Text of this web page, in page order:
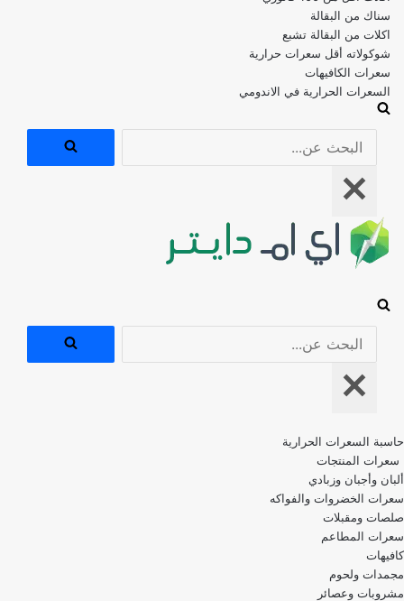
اكلات من البقالة تشبع
شوكولاته أقل سعرات حرارية
سعرات الكافيهات
السعرات الحرارية في الاندومي
قائمة
قائمة
التنقل
حاسبة السعرات الحرارية
سعرات المنتجات
ألبان وأجبان وزبادي
سعرات الخضروات والفواكه
صلصات ومقبلات
سعرات المطاعم
كافيهات
مجمدات ولحوم
مشروبات وعصائر